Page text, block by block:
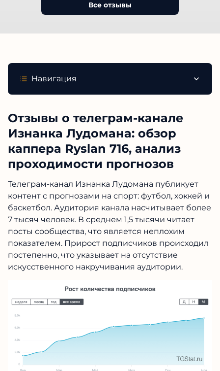
Все отзывы
Навигация
Отзывы о телеграм-канале
Изнанка Лудомана: обзор
каппера Ryslan 716, анализ
проходимости прогнозов
Телеграм-канал Изнанка Лудомана публикует
контент с прогнозами на спорт: футбол, хоккей
и баскетбол. Аудитория канала насчитывает
более 7 тысяч человек. В среднем 1,5 тысячи
читает посты сообщества, что является
неплохим показателем. Прирост подписчиков
происходил постепенно, что указывает на
отсутствие искусственного накручивания